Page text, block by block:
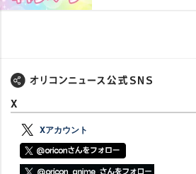
X
Xアカウント